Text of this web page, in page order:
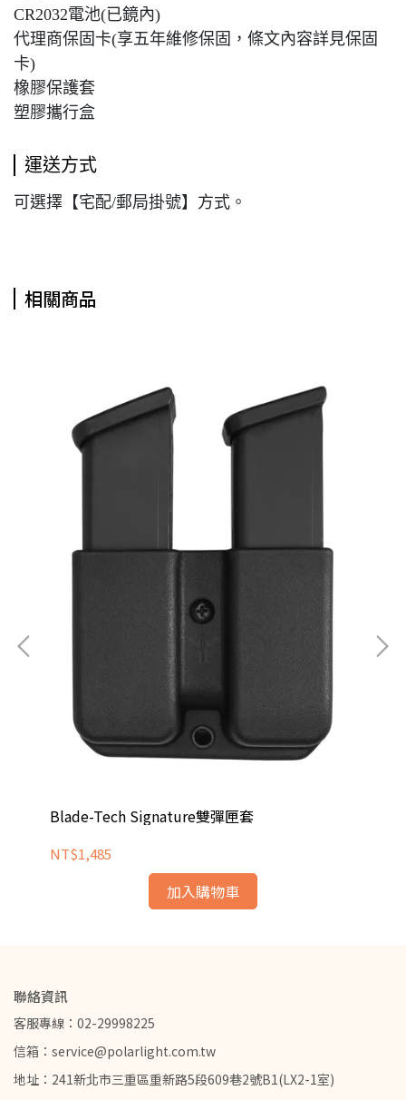
CR2032電池(已鏡內)
代理商保固卡(享五年維修保固，條文內容詳見保固
卡)
橡膠保護套
塑膠攜行盒
運送方式
可選擇【宅配/郵局掛號】方式。
相關商品
Blade-Tech Signature雙彈匣套
NT$1,485
加入購物車
聯絡資訊
客服專線：02-29998225
信箱：service@polarlight.com.tw
地址：241新北市三重區重新路5段609巷2號B1(LX2-1室)